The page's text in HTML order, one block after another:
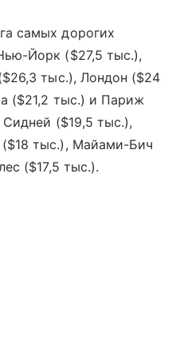
самых дорогих
Йорк ($27,5 тыс.),
тыс.), Лондон ($24
($21,2 тыс.) и Париж
($19,5 тыс.),
тыс.), Майами-Бич
($17,5 тыс.).